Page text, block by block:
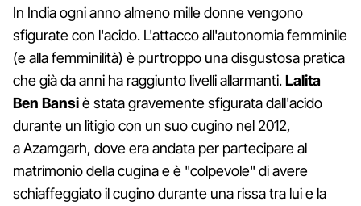
In India ogni anno almeno mille donne vengono
sfigurate con l'acido. L'attacco all'autonomia femminile
(e alla femminilità) è purtroppo una disgustosa pratica
che già da anni ha raggiunto livelli allarmanti.Lalita
Ben Bansiè stata gravemente sfigurata dall'acido
durante un litigio con un suo cugino nel 2012,
a Azamgarh, dove era andata per partecipare al
matrimonio della cugina e è "colpevole" di avere
schiaffeggiato il cugino durante una rissa tra lui e la